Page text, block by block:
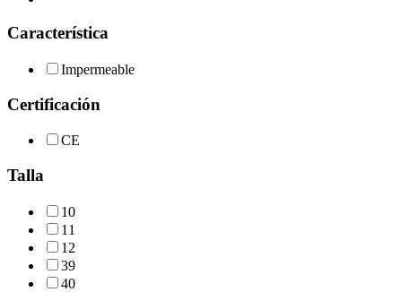
Característica
Impermeable
Certificación
CE
Talla
10
11
12
39
40